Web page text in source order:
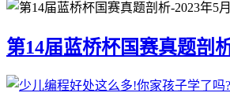
第14届蓝桥杯国赛真题剖